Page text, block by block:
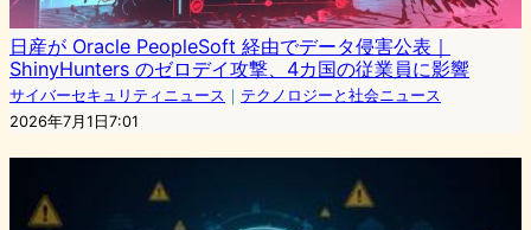
日産が Oracle PeopleSoft 経由でデータ侵害公表｜
ShinyHunters のゼロデイ攻撃、4カ国の従業員に影響
サイバーセキュリティニュース ｜ テクノロジーと社会ニュース
2026年7月1日7:01